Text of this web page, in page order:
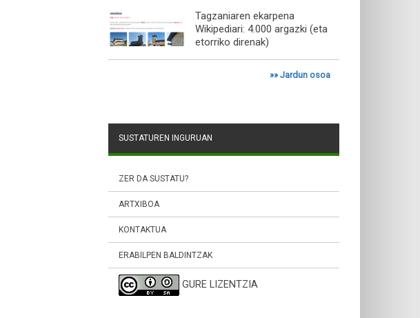
Tagzaniaren ekarpena
Wikipediari: 4.000 argazki (eta
etorriko direnak)
»»Jardun osoa
SUSTATUREN INGURUAN
ZER DA SUSTATU?
ARTXIBOA
KONTAKTUA
ERABILPEN BALDINTZAK
GURE LIZENTZIA